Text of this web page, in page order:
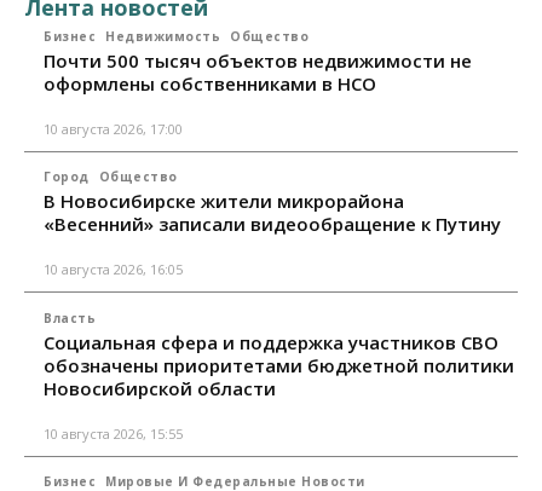
Лента новостей
Бизнес Недвижимость Общество
Почти 500 тысяч объектов недвижимости не
оформлены собственниками в НСО
10 августа 2026, 17:00
Город Общество
В Новосибирске жители микрорайона
«Весенний» записали видеообращение к Путину
10 августа 2026, 16:05
Власть
Социальная сфера и поддержка участников СВО
обозначены приоритетами бюджетной политики
Новосибирской области
10 августа 2026, 15:55
Бизнес Мировые И Федеральные Новости